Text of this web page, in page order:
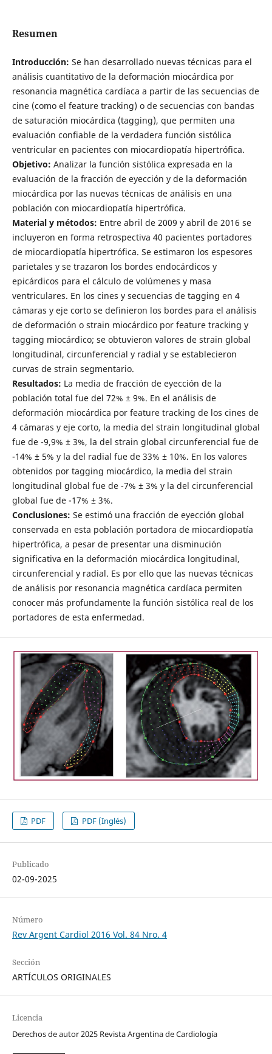
Resumen
Introducción: Se han desarrollado nuevas técnicas para el
análisis cuantitativo de la deformación miocárdica por
resonancia magnética cardíaca a partir de las secuencias de
cine (como el feature tracking) o de secuencias con bandas
de saturación miocárdica (tagging), que permiten una
evaluación confiable de la verdadera función sistólica
ventricular en pacientes con miocardiopatía hipertrófica.
Objetivo: Analizar la función sistólica expresada en la
evaluación de la fracción de eyección y de la deformación
miocárdica por las nuevas técnicas de análisis en una
población con miocardiopatía hipertrófica.
Material y métodos: Entre abril de 2009 y abril de 2016 se
incluyeron en forma retrospectiva 40 pacientes portadores
de miocardiopatía hipertrófica. Se estimaron los espesores
parietales y se trazaron los bordes endocárdicos y
epicárdicos para el cálculo de volúmenes y masa
ventriculares. En los cines y secuencias de tagging en 4
cámaras y eje corto se definieron los bordes para el análisis
de deformación o strain miocárdico por feature tracking y
tagging miocárdico; se obtuvieron valores de strain global
longitudinal, circunferencial y radial y se establecieron
curvas de strain segmentario.
Resultados: La media de fracción de eyección de la
población total fue del 72% ± 9%. En el análisis de
deformación miocárdica por feature tracking de los cines de
4 cámaras y eje corto, la media del strain longitudinal global
fue de -9,9% ± 3%, la del strain global circunferencial fue de
-14% ± 5% y la del radial fue de 33% ± 10%. En los valores
obtenidos por tagging miocárdico, la media del strain
longitudinal global fue de -7% ± 3% y la del circunferencial
global fue de -17% ± 3%.
Conclusiones: Se estimó una fracción de eyección global
conservada en esta población portadora de miocardiopatía
hipertrófica, a pesar de presentar una disminución
significativa en la deformación miocárdica longitudinal,
circunferencial y radial. Es por ello que las nuevas técnicas
de análisis por resonancia magnética cardíaca permiten
conocer más profundamente la función sistólica real de los
portadores de esta enfermedad.
PDF PDF (Inglés)
Publicado
02-09-2025
Número
Rev Argent Cardiol 2016 Vol. 84 Nro. 4
Sección
ARTÍCULOS ORIGINALES
Licencia
Derechos de autor 2025 Revista Argentina de Cardiología